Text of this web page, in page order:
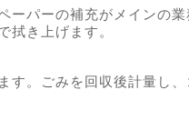
パーの補充がメインの業
拭き上げます。
す。ごみを回収後計量し